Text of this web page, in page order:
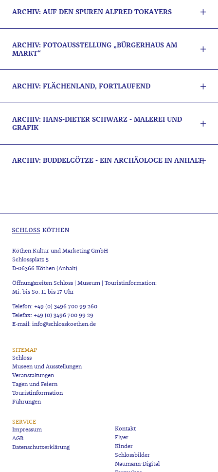
ARCHIV: AUF DEN SPUREN ALFRED TOKAYERS
ARCHIV: FOTOAUSSTELLUNG „BÜRGERHAUS AM
MARKT“
ARCHIV: FLÄCHENLAND, FORTLAUFEND
ARCHIV: HANS-DIETER SCHWARZ - MALEREI UND
GRAFIK
ARCHIV: BUDDELGÖTZE - EIN ARCHÄOLOGE IN ANHALT
Köthen Kultur und Marketing GmbH
Schlossplatz 5
D-06366 Köthen (Anhalt)
Öffnungszeiten Schloss | Museum | Touristinformation:
Mi. bis So. 11 bis 17 Uhr
Telefon: +49 (0) 3496 700 99 260
Telefax: +49 (0) 3496 700 99 29
E-mail: info@schlosskoethen.de
SITEMAP
Schloss
Museen und Ausstellungen
Veranstaltungen
Tagen und Feiern
Touristinformation
Führungen
SERVICE
Impressum
AGB
Datenschutzerklärung
Kontakt
Flyer
Kinder
Schlossbilder
Naumann-Digital